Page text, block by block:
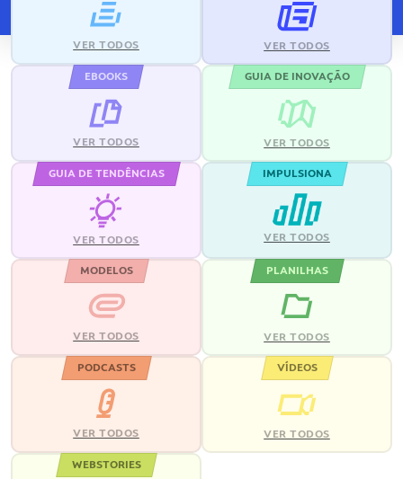
VER TODOS VER TODOS
EBOOKS
VER TODOS
GUIA DE INOVAÇÃO
VER TODOS
GUIA DE TENDÊNCIAS
VER TODOS
IMPULSIONA
VER TODOS
MODELOS
VER TODOS
PLANILHAS
VER TODOS
PODCASTS
VER TODOS
VÍDEOS
VER TODOS
WEBSTORIES